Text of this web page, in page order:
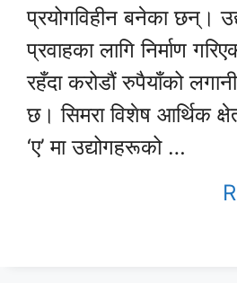
प्रयोगविहीन बनेका छन्।
प्रवाहका लागि निर्माण
रहँदा करोडौं रुपैयाँको
छ। सिमरा विशेष आर्थिक
‘ए’ मा उद्योगहरूको …